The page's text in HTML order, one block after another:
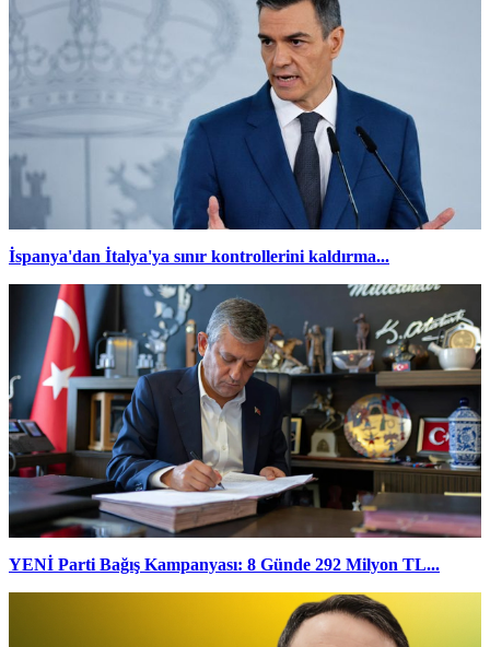
İspanya'dan İtalya'ya sınır kontrollerini kaldırma...
YENİ Parti Bağış Kampanyası: 8 Günde 292 Milyon TL...